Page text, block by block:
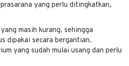
yang perlu ditingkatkan,
masih kurang, sehingga
dipakai secara bergantian.
yang sudah mulai usang dan perlu